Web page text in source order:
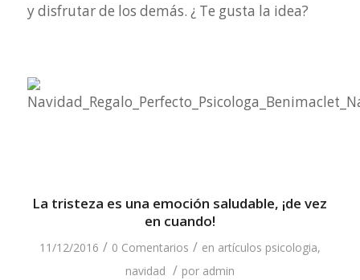
y disfrutar de los demás. ¿ Te gusta la idea?
La tristeza es una emoción saludable, ¡de vez
en cuando!
11/12/2016 / 0 Comentarios / en artículos psicologia,
navidad / por admin